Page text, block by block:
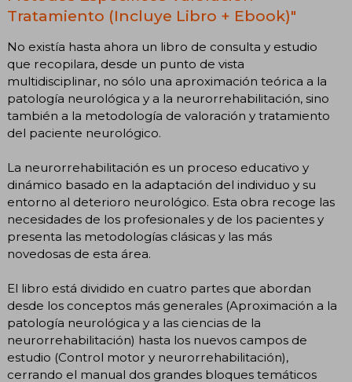
Tratamiento (Incluye Libro + Ebook)"
No existía hasta ahora un libro de consulta y estudio
que recopilara, desde un punto de vista
multidisciplinar, no sólo una aproximación teórica a la
patología neurológica y a la neurorrehabilitación, sino
también a la metodología de valoración y tratamiento
del paciente neurológico.
La neurorrehabilitación es un proceso educativo y
dinámico basado en la adaptación del individuo y su
entorno al deterioro neurológico. Esta obra recoge las
necesidades de los profesionales y de los pacientes y
presenta las metodologías clásicas y las más
novedosas de esta área.
El libro está dividido en cuatro partes que abordan
desde los conceptos más generales (Aproximación a la
patología neurológica y a las ciencias de la
neurorrehabilitación) hasta los nuevos campos de
estudio (Control motor y neurorrehabilitación),
cerrando el manual dos grandes bloques temáticos